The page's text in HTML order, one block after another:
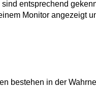
entsprechend
Monitor angezeigt
bestehen in der